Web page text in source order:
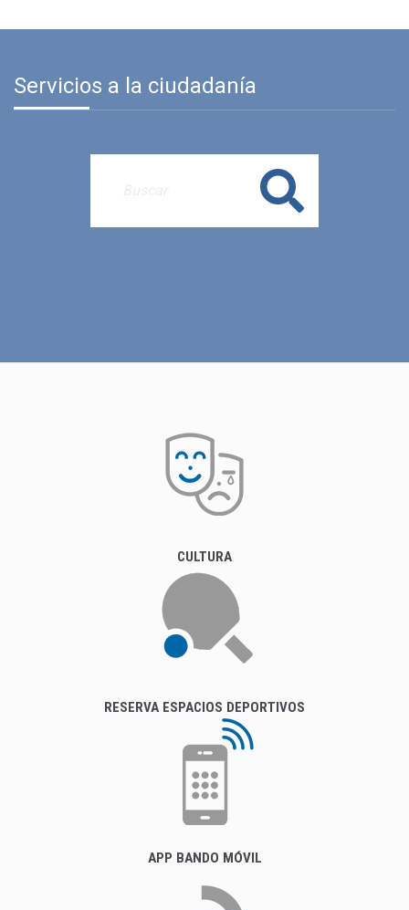
Servicios a la ciudadanía
Buscar
CULTURA
RESERVA ESPACIOS DEPORTIVOS
APP BANDO MÓVIL